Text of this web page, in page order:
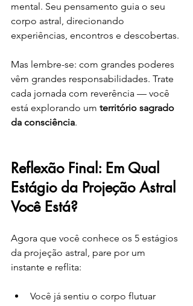
mental. Seu pensamento guia o seu
corpo astral, direcionando
experiências, encontros e descobertas.
Mas lembre-se: com grandes poderes
vêm grandes responsabilidades. Trate
cada jornada com reverência — você
está explorando um território sagrado
da consciência.
Reflexão Final: Em Qual
Estágio da Projeção Astral
Você Está?
Agora que você conhece os 5 estágios
da projeção astral, pare por um
instante e reflita:
Você já sentiu o corpo flutuar